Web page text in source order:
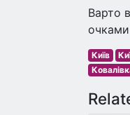
Варто
очками
Київ